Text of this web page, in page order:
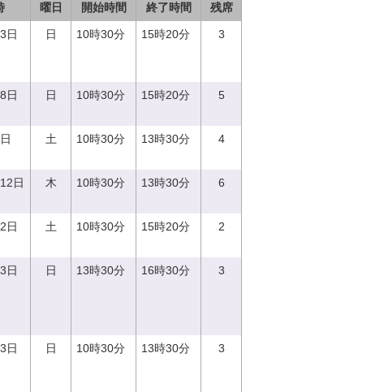
曜日 開始時間 終了時間 残席
日 日 10時30分 15時20分 3
日 日 10時30分 15時20分 5
土 10時30分 13時30分 4
日 木 10時30分 13時30分 6
日 土 10時30分 15時20分 2
日 日 13時30分 16時30分 3
日 日 10時30分 13時30分 3